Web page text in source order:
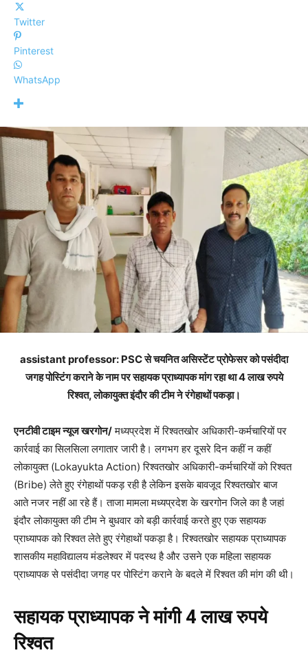
Twitter
Pinterest
WhatsApp
assistant professor: PSC से चयनित असिस्टेंट प्रोफेसर को पसंदीदा
जगह पोस्टिंग कराने के नाम पर सहायक प्राध्यापक मांग रहा था 4 लाख रुपये
रिश्वत, लोकायुक्त इंदौर की टीम ने रंगेहाथों पकड़ा।
एनटीवी टाइम न्यूज खरगोन/मध्यप्रदेश में रिश्वतखोर अधिकारी-कर्मचारियों पर
कार्रवाई का सिलसिला लगातार जारी है। लगभग हर दूसरे दिन कहीं न कहीं
लोकायुक्त (Lokayukta Action) रिश्वतखोर अधिकारी-कर्मचारियों को रिश्वत
(Bribe) लेते हुए रंगेहाथों पकड़ रही है लेकिन इसके बावजूद रिश्वतखोर बाज
आते नजर नहीं आ रहे हैं। ताजा मामला मध्यप्रदेश के खरगोन जिले का है जहां
इंदौर लोकायुक्त की टीम ने बुधवार को बड़ी कार्रवाई करते हुए एक सहायक
प्राध्यापक को रिश्वत लेते हुए रंगेहाथों पकड़ा है। रिश्वतखोर सहायक प्राध्यापक
शासकीय महाविद्यालय मंडलेश्वर में पदस्थ है और उसने एक महिला सहायक
प्राध्यापक से पसंदीदा जगह पर पोस्टिंग कराने के बदले में रिश्वत की मांग की थी।
सहायक प्राध्यापक ने मांगी 4 लाख रुपये
रिश्वत